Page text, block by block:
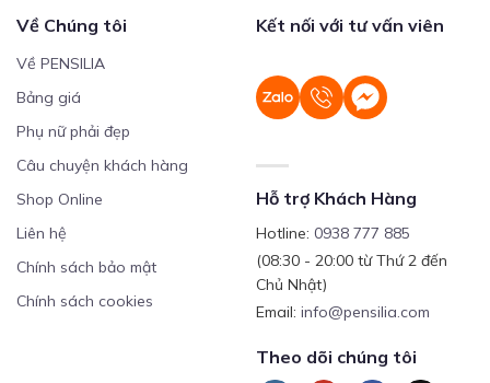
Về Chúng tôi
Về PENSILIA
Bảng giá
Phụ nữ phải đẹp
Câu chuyện khách hàng
Shop Online
Liên hệ
Chính sách bảo mật
Chính sách cookies
Kết nối với tư vấn viên
Hỗ trợ Khách Hàng
Hotline: 0938 777 885
(08:30 - 20:00 từ Thứ 2 đến
Chủ Nhật)
Email: info@pensilia.com
Theo dõi chúng tôi